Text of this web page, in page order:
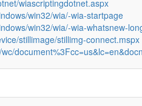
wiascriptingdotnet.aspx
win32/wia/-wia-startpage
win32/wia/-wia-whatsnew-
stillimage/stillimg-connect.mspx